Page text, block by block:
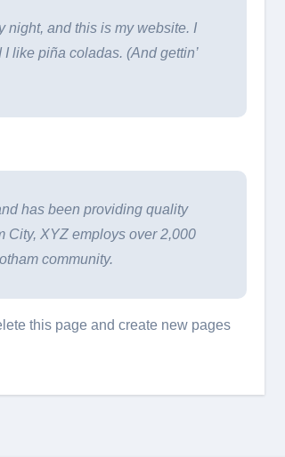
night, and this is my website. I
like piña coladas. (And gettin’
has been providing quality
City, XYZ employs over 2,000
community.
this page and create new pages